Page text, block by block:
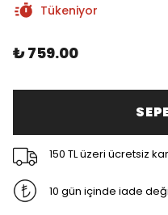
Tükeniyor
₺ 759.00
150 TL üzeri ücretsiz
10 gün içinde iade